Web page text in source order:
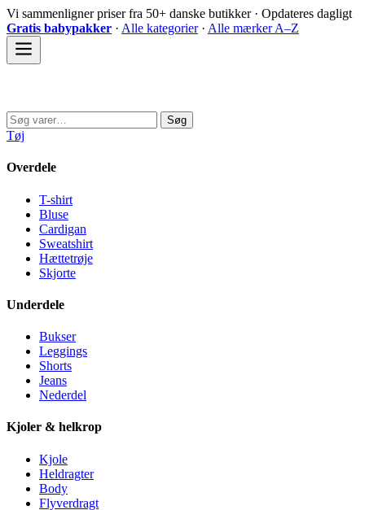
Spring
til
indhold
Vi sammenligner priser fra 50+ danske butikker · Opdateres dagligt
Gratis babypakker · Alle kategorier· Alle mærker A–Z
Søg
efter:
Søg
Tøj
Overdele
T-shirt
Bluse
Cardigan
Sweatshirt
Hættetrøje
Skjorte
Underdele
Bukser
Leggings
Shorts
Jeans
Nederdel
Kjoler & helkrop
Kjole
Heldragter
Body
Flyverdragt